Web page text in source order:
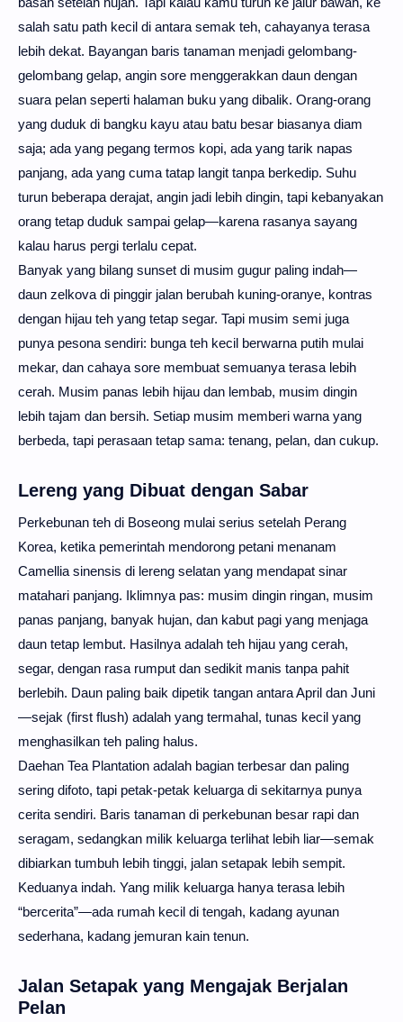
salah satu path kecil di antara semak teh, cahayanya terasa
lebih dekat. Bayangan baris tanaman menjadi gelombang-
gelombang gelap, angin sore menggerakkan daun dengan
suara pelan seperti halaman buku yang dibalik. Orang-orang
yang duduk di bangku kayu atau batu besar biasanya diam
saja; ada yang pegang termos kopi, ada yang tarik napas
panjang, ada yang cuma tatap langit tanpa berkedip. Suhu
turun beberapa derajat, angin jadi lebih dingin, tapi kebanyakan
orang tetap duduk sampai gelap—karena rasanya sayang
kalau harus pergi terlalu cepat.
Banyak yang bilang sunset di musim gugur paling indah—
daun zelkova di pinggir jalan berubah kuning-oranye, kontras
dengan hijau teh yang tetap segar. Tapi musim semi juga
punya pesona sendiri: bunga teh kecil berwarna putih mulai
mekar, dan cahaya sore membuat semuanya terasa lebih
cerah. Musim panas lebih hijau dan lembab, musim dingin
lebih tajam dan bersih. Setiap musim memberi warna yang
berbeda, tapi perasaan tetap sama: tenang, pelan, dan cukup.
Lereng yang Dibuat dengan Sabar
Perkebunan teh di Boseong mulai serius setelah Perang
Korea, ketika pemerintah mendorong petani menanam
Camellia sinensis di lereng selatan yang mendapat sinar
matahari panjang. Iklimnya pas: musim dingin ringan, musim
panas panjang, banyak hujan, dan kabut pagi yang menjaga
daun tetap lembut. Hasilnya adalah teh hijau yang cerah,
segar, dengan rasa rumput dan sedikit manis tanpa pahit
berlebih. Daun paling baik dipetik tangan antara April dan Juni
—sejak (first flush) adalah yang termahal, tunas kecil yang
menghasilkan teh paling halus.
Daehan Tea Plantation adalah bagian terbesar dan paling
sering difoto, tapi petak-petak keluarga di sekitarnya punya
cerita sendiri. Baris tanaman di perkebunan besar rapi dan
seragam, sedangkan milik keluarga terlihat lebih liar—semak
dibiarkan tumbuh lebih tinggi, jalan setapak lebih sempit.
Keduanya indah. Yang milik keluarga hanya terasa lebih
“bercerita”—ada rumah kecil di tengah, kadang ayunan
sederhana, kadang jemuran kain tenun.
Jalan Setapak yang Mengajak Berjalan
Pelan